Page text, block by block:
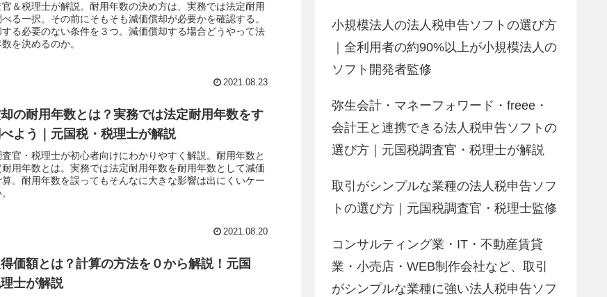
官＆税理士が解説。耐用年数の決め方は、実務では法定耐用
る一択。その前にそもそも減価償却が必要かを確認する。
る必要のない条件を３つ。減価償却する場合どうやって法
を決めるのか。
2021.08.23
の耐用年数とは？実務では法定耐用年数をす
べよう｜元国税・税理士が解説
官・税理士が初心者向けにわかりやすく解説。耐用年数と
耐用年数とは。実務では法定耐用年数を耐用年数として減価
。耐用年数を誤ってもそんなに大きな影響は出にくいケー
2021.08.20
価額とは？計算の方法を０から解説！元国
士が解説
小規模法人の法人税申告ソフトの選び方
｜全利用者の約90%以上が小規模法人の
ソフト開発者監修
弥生会計・マネーフォワード・freee・
会計王と連携できる法人税申告ソフトの
選び方｜元国税調査官・税理士が解説
取引がシンプルな業種の法人税申告ソフ
トの選び方｜元国税調査官・税理士監修
コンサルティング業・IT・不動産賃貸
業・小売店・WEB制作会社など、取引
がシンプルな業種に強い法人税申告ソフ